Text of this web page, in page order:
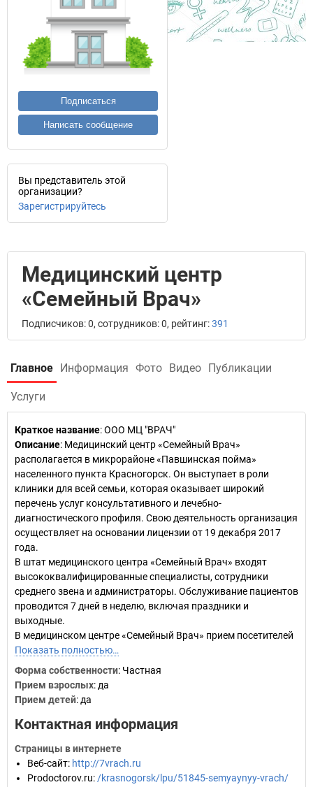
Подписаться
Написать сообщение
Вы представитель этой
организации?
Зарегистрируйтесь
Медицинский центр
«Семейный Врач»
Подписчиков: 0, сотрудников: 0, рейтинг:391
Главное Информация Фото Видео Публикации
Услуги
Краткое название:ООО МЦ "ВРАЧ"
Описание: Медицинский центр «Семейный Врач»
располагается в микрорайоне «Павшинская пойма»
населенного пункта Красногорск. Он выступает в роли
клиники для всей семьи, которая оказывает широкий
перечень услуг консультативного и лечебно-
диагностического профиля. Свою деятельность организация
осуществляет на основании лицензии от 19 декабря 2017
года.
В штат медицинского центра «Семейный Врач» входят
высококвалифицированные специалисты, сотрудники
среднего звена и администраторы. Обслуживание пациентов
проводится 7 дней в неделю, включая праздники и
выходные.
В медицинском центре «Семейный Врач» прием посетителей
Показать полностью…
Форма собственности: Частная
Прием взрослых: да
Прием детей: да
Контактная информация
Страницы в интернете
Веб-сайт: http://7vrach.ru
Prodoctorov.ru: /krasnogorsk/lpu/51845-semyaynyy-vrach/